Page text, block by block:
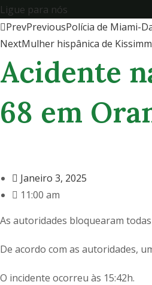
Ligue para nós
PrevPreviousPolícia de Miami-
NextMulher hispânica de
Acidente
68 em
Janeiro 3, 2025
11:00 am
As autoridades bloquearam
De acordo com as autoridades,
O incidente ocorreu às 15:42h.